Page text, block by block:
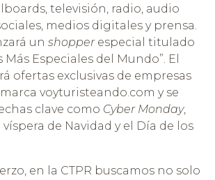
televisión, radio, audio
medios digitales y prensa.
un shopperespecial titulado
Más Especiales del Mundo”. El
ofertas exclusivas de empresas
voyturisteando.com y se
clave como Cyber Monday,
de Navidad y el Día de los
en la CTPR buscamos no solo